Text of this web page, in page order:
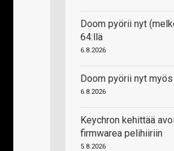
Doom pyörii nyt
64:llä
6.8.2026
Doom pyörii nyt
6.8.2026
Keychron kehittää
firmwarea pelihiiriin
5.8.2026